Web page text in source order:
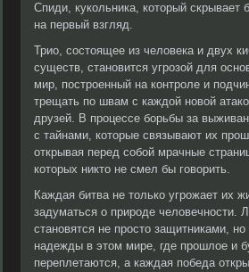
Спиди, кукольника, который скрывает
на первый взгляд.
Трио, состоящее из человека и двух
существ, становится угрозой для
мир, построенный на контроле и
трещать по швам с каждой новой
друзей. В процессе борьбы за
с тайнами, которые связывают их
открывая перед собой мрачные
которых никто не смел бы говорить.
Каждая битва не только угрожает их
задуматься о природе человечности.
становятся не просто защитниками,
надежды в этом мире, где прошлое и
переплетаются, а каждая победа